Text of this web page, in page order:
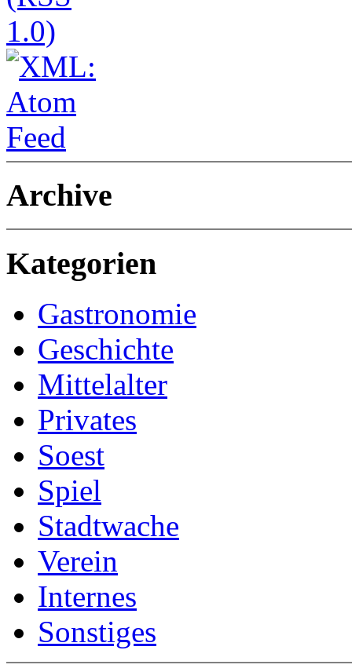
Archive
Kategorien
Gastronomie
Geschichte
Mittelalter
Privates
Soest
Spiel
Stadtwache
Verein
Internes
Sonstiges